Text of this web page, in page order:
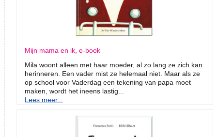
Mijn mama en ik, e-book
Mila woont alleen met haar moeder, al zo lang ze zich kan
herinneren. Een vader mist ze helemaal niet. Maar als ze
op school voor Vaderdag een tekening van papa moet
maken, wordt het ineens lastig...
Lees meer...